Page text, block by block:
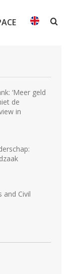
‘Meer geld
de
in
and Civil